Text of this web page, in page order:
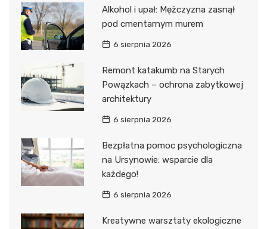
Alkohol i upał: Mężczyzna zasnął
pod cmentarnym murem
6 sierpnia 2026
Remont katakumb na Starych
Powązkach – ochrona zabytkowej
architektury
6 sierpnia 2026
Bezpłatna pomoc psychologiczna
na Ursynowie: wsparcie dla
każdego!
6 sierpnia 2026
Kreatywne warsztaty ekologiczne